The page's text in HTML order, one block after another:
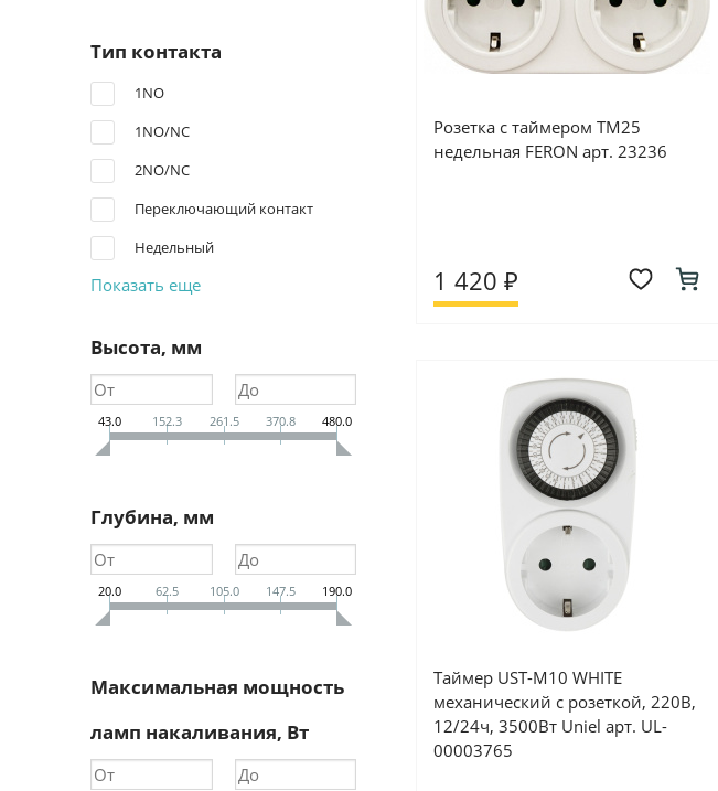
Тип контакта
1NO
1NO/NC
2NO/NC
Переключающий контакт
Недельный
Показать еще
Высота, мм
43.0 152.3 261.5 370.8 480.0
Глубина, мм
20.0 62.5 105.0 147.5 190.0
Максимальная мощность
ламп накаливания, Вт
Розетка с таймером ТМ25
недельная FERON арт. 23236
1 420 ₽
Таймер UST-M10 WHITE
механический с розеткой, 220В,
12/24ч, 3500Вт Uniel арт. UL-
00003765